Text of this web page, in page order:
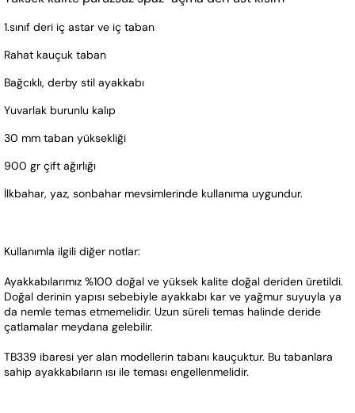
1.sınıf deri iç astar ve iç taban
Rahat kauçuk taban
Bağcıklı, derby stil ayakkabı
Yuvarlak burunlu kalıp
30 mm taban yüksekliği
900 gr çift ağırlığı
İlkbahar, yaz, sonbahar mevsimlerinde kullanıma uygundur.
Kullanımla ilgili diğer notlar:
Ayakkabılarımız %100 doğal ve yüksek kalite doğal deriden üretildi.
Doğal derinin yapısı sebebiyle ayakkabı kar ve yağmur suyuyla ya
da nemle temas etmemelidir. Uzun süreli temas halinde deride
çatlamalar meydana gelebilir.
TB339 ibaresi yer alan modellerin tabanı kauçuktur. Bu tabanlara
sahip ayakkabıların ısı ile teması engellenmelidir.